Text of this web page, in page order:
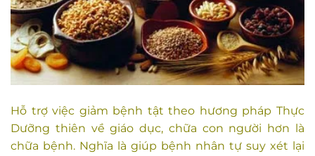
Hỗ trợ việc giảm bệnh tật theo hương pháp Thực
Dưỡng thiên về giáo dục, chữa con người hơn là
chữa bệnh. Nghĩa là giúp bệnh nhân tự suy xét lại